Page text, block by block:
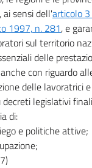
ai sensi dell'articolo
1997, n. 281, e
sul territorio
delle
con riguardo
delle lavoratrici
decreti legislativi
di:
e politiche attive;